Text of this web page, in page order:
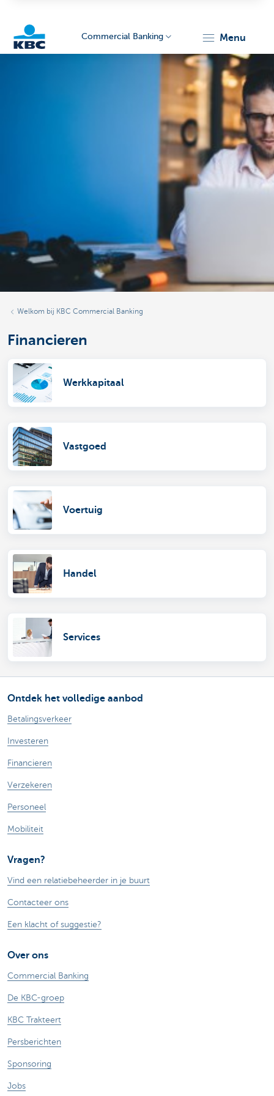
Commercial Banking menu
Welkom bij KBC Commercial Banking
Financieren
Werkkapitaal
Vastgoed
Voertuig
Handel
Services
Ontdek het volledige aanbod
Betalingsverkeer
Investeren
Financieren
Verzekeren
Personeel
Mobiliteit
Vragen?
Vind een relatiebeheerder in je buurt
Contacteer ons
Een klacht of suggestie?
Over ons
Commercial Banking
De KBC-groep
KBC Trakteert
Persberichten
Sponsoring
Jobs